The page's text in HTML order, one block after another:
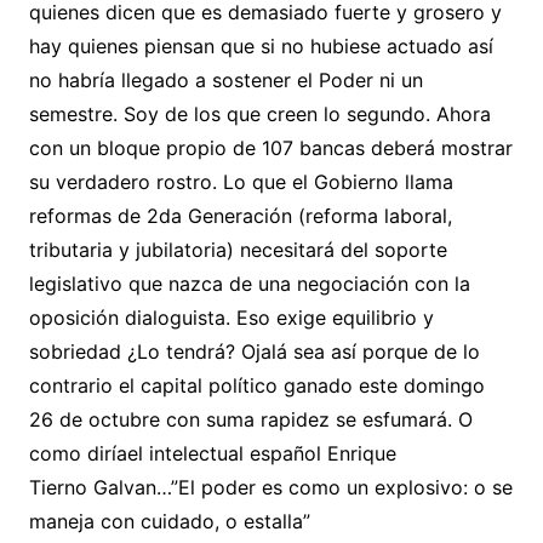
quienes dicen que es demasiado fuerte y grosero y
hay quienes piensan que si no hubiese actuado así
no habría llegado a sostener el Poder ni un
semestre. Soy de los que creen lo segundo. Ahora
con un bloque propio de 107 bancas deberá mostrar
su verdadero rostro. Lo que el Gobierno llama
reformas de 2da Generación (reforma laboral,
tributaria y jubilatoria) necesitará del soporte
legislativo que nazca de una negociación con la
oposición dialoguista. Eso exige equilibrio y
sobriedad ¿Lo tendrá? Ojalá sea así porque de lo
contrario el capital político ganado este domingo
26 de octubre con suma rapidez se esfumará. O
como diríael intelectual español Enrique
Tierno Galvan…”El poder es como un explosivo: o se
maneja con cuidado, o estalla”